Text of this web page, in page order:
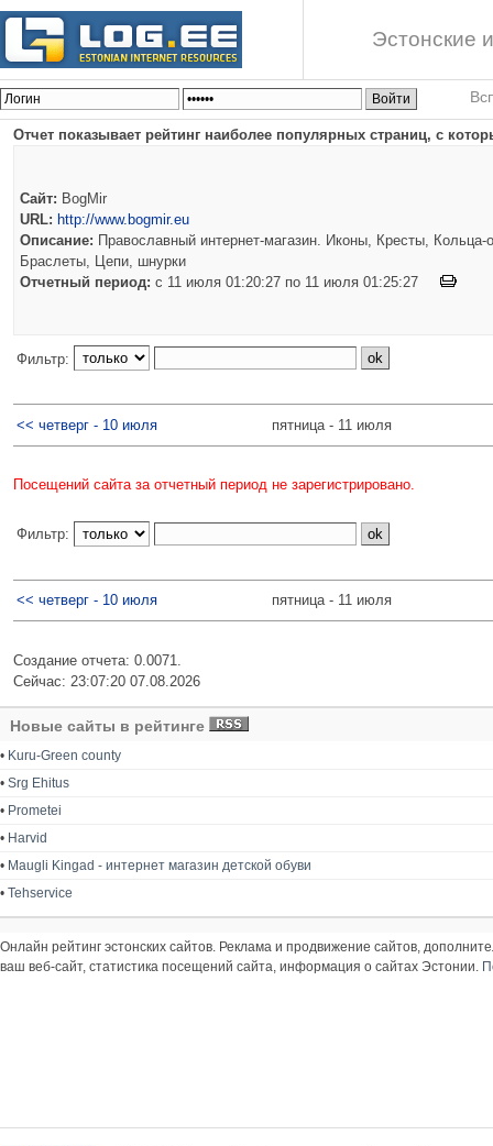
Эстонские
Отчет показывает рейтинг наиболее популярных страниц, с
Сайт: BogMir
URL: http://www.bogmir.eu
Описание: Православный интернет-магазин. Иконы, Кресты, Кольца-
Браслеты, Цепи, шнурки
Отчетный период: c 11 июля 01:20:27 по 11 июля 01:25:27
Фильтр:
<< четверг - 10 июля пятница - 11 июля
Посещений сайта за отчетный период не зарегистрировано.
Фильтр:
<< четверг - 10 июля пятница - 11 июля
Создание отчета: 0.0071.
Сейчас: 23:07:20 07.08.2026
Новые сайты в рейтинге
• Kuru-Green county
• Srg Ehitus
• Prometei
• Harvid
• Maugli Kingad - интернет магазин детской обуви
• Tehservice
Онлайн рейтинг эстонских сайтов. Реклама и продвижение сайтов,
ваш веб-сайт, статистика посещений сайта, информация о сайтах Эстонии.